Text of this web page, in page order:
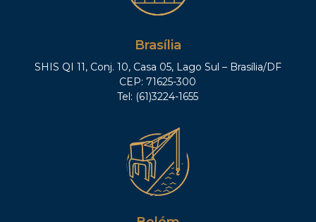
Brasília
SHIS QI 11, Conj. 10, Casa 05, Lago Sul – Brasília/DF
CEP: 71625-300
Tel: (61)3224-1655